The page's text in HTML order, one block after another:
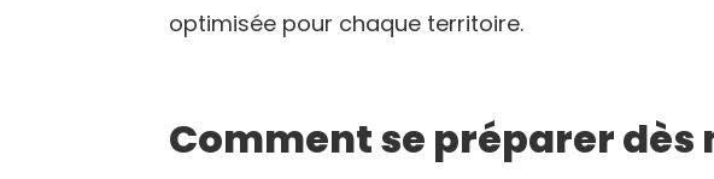
optimisée pour chaque territoire.
Comment se préparer dès